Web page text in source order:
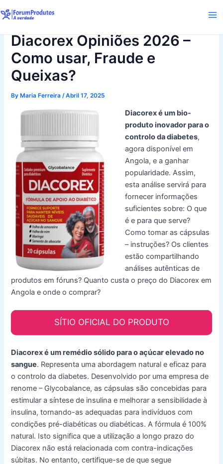
to
Diacorex Opiniões 2026 –
Como usar, Fraude e
Queixas?
ByMaria Ferreira /Abril 17, 2025
Diacorex é um bio-
produto inovador para o
controlo da diabetes,
agora disponível em
Angola, e a ganhar
popularidade. Assim,
esta análise servirá para
fornecer informações
suficientes sobre: O que
é e para que serve?
Como tomar as cápsulas
– instruções? Os clientes
estão compartilhando
análises autênticas de
produtos em fóruns? Quanto custa o preço do Diacorex em
Angola e onde o comprar?
SÍTIO OFICIAL DO PRODUTO
Diacorex é um remédio sólido para o açúcar elevado no
sangue. Representa uma abordagem natural e eficaz para
o controlo da diabetes. Desenvolvido por uma empresa de
renome – Glycobalance, as cápsulas são concebidas para
estimular a síntese de insulina e melhorar a sensibilidade à
insulina, tornando-as adequadas para indivíduos com
condições pré-diabéticas ou diabéticas. A fórmula é 100%
natural. Isto significa que a utilização a longo prazo do
Diacorex não está relacionada com contra-indicações
súbitas. No entanto, certifique-se de que segue